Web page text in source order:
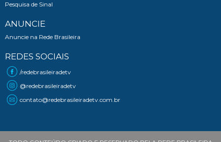
Pesquisa de Sinal
ANUNCIE
Anuncie na Rede Brasileira
REDES SOCIAIS
/redebrasileiradetv
@redebrasileiradetv
contato@redebrasileiradetv.com.br